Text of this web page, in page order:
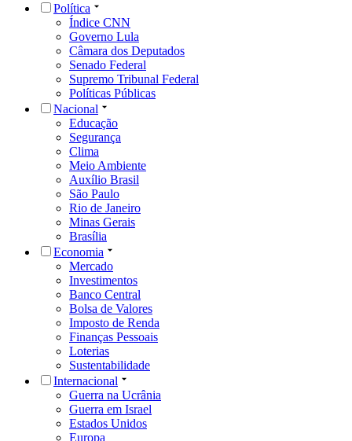
Política
Índice CNN
Governo Lula
Câmara dos Deputados
Senado Federal
Supremo Tribunal Federal
Políticas Públicas
Nacional
Educação
Segurança
Clima
Meio Ambiente
Auxílio Brasil
São Paulo
Rio de Janeiro
Minas Gerais
Brasília
Economia
Mercado
Investimentos
Banco Central
Bolsa de Valores
Imposto de Renda
Finanças Pessoais
Loterias
Sustentabilidade
Internacional
Guerra na Ucrânia
Guerra em Israel
Estados Unidos
Europa